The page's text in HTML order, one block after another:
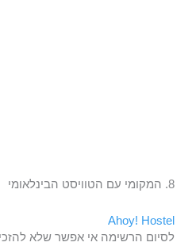
8. המקומי עם הטוויסט הבינלאומי
Ahoy! Hostel